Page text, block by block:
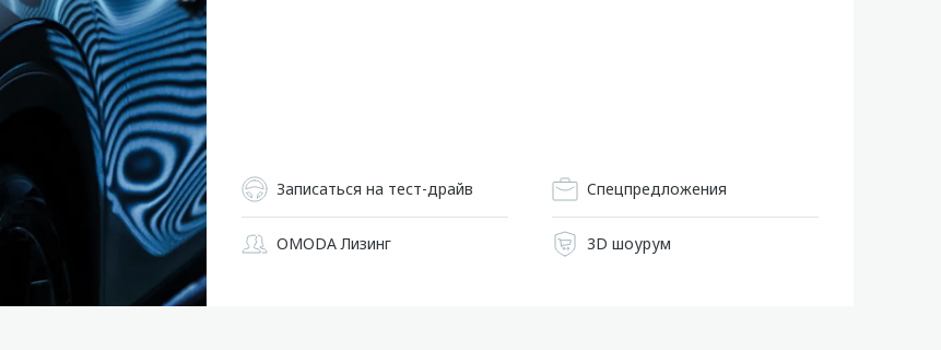
Записаться на тест-драйв Cпецпредложения
OMODA Лизинг 3D шоурум